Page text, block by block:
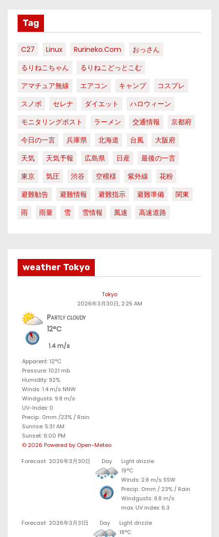
Tag
C27 Linux Rurineko.com
おっさん
るりねこちゃん
るりねこどっとこむ
アマチュア無線
エアコン キャンプ
コスプレ
スノボ
セレナ ダイエット
ハロウィーン
モニタリングポスト
ラーメン 交通情報
京都府
今日の一言
兵庫県 北海道 台風
大阪府
天気
天気予報 広島県 日産
最後の一言
東京
気圧 渋谷 空模様 紫外線
花粉
避難勧告
避難情報 避難指示 避難準備
関東
雨
雨量 雪 雪情報 風速 高速道路
weather Tokyo
Tokyo
2026年3月30日, 2:25 AM
Partly cloudy
12°C
1.4 m/s
Apparent: 12°C
Pressure: 1021 mb
Humidity: 92%
Winds: 1.4 m/s NNW
Windgusts: 9.8 m/s
UV-Index: 0
Precip.: 0mm /23% / Rain
Sunrise: 5:31 AM
Sunset: 6:00 PM
© 2026 Powered by Open-Meteo
Forecast 2026年3月30日 Day
Light drizzle
19°C
Winds: 2.8 m/s SSW
Precip.: 0mm / 23% / Rain
Windgusts: 9.8 m/s
max. UV index: 6.3
Forecast 2026年3月31日 Day
Light drizzle
18°C